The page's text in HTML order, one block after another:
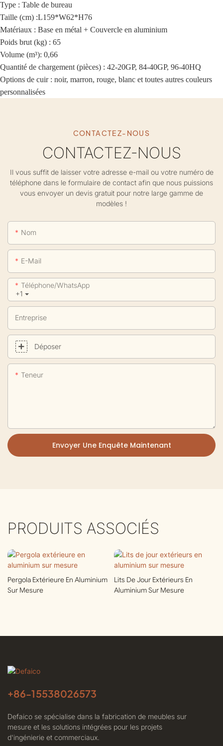
Type : Table de bureau
Taille (cm) :L159*W62*H76
Matériaux : Base en métal + Couvercle en aluminium
Poids brut (kg) : 65
Volume (m³): 0,66
Quantité de chargement (pièces) : 42-20GP, 84-40GP, 96-40HQ
Options de cuir : noir, marron, rouge, blanc et toutes autres couleurs
personnalisées
CONTACTEZ-NOUS
CONTACTEZ-NOUS
Il vous suffit de laisser votre adresse e-mail ou votre numéro de
téléphone dans le formulaire de contact afin que nous puissions
vous envoyer un devis gratuit pour notre large gamme de
modèles !
Nom
E-Mail
+1
Téléphone/WhatsApp
Entreprise
Déposer
Teneur
Envoyer Une Enquête Maintenant
PRODUITS ASSOCIÉS
Pergola Extérieure En Aluminium
Sur Mesure
Lits De Jour Extérieurs En
Aluminium Sur Mesure
+86-15538026573
Defaico se spécialise dans la fabrication de meubles sur
mesure et les solutions intégrées pour les projets
d'ingénierie et commerciaux.